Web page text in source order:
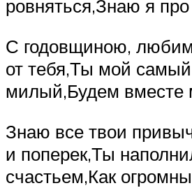
ровняться,Знаю я
С годовщиною,
от тебя,Ты мой
милый,Будем вместе
Знаю все твои
и поперек,Ты
счастьем,Как